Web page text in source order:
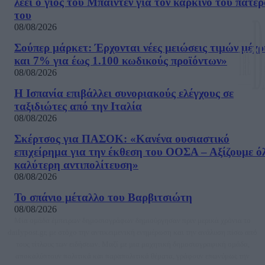
του
08/08/2026
Σούπερ μάρκετ: Έρχονται νέες μειώσεις τιμών
και 7% για έως 1.100 κωδικούς προϊόντων»
08/08/2026
Η Ισπανία επιβάλλει συνοριακούς ελέγχους σε
ταξιδιώτες από την Ιταλία
08/08/2026
Σκέρτσος για ΠΑΣΟΚ: «Κανένα ουσιαστικό
επιχείρημα για την έκθεση του ΟΟΣΑ – Αξίζουμε
καλύτερη αντιπολίτευση»
08/08/2026
Το σπάνιο μέταλλο του Βαρβιτσιώτη
08/08/2026